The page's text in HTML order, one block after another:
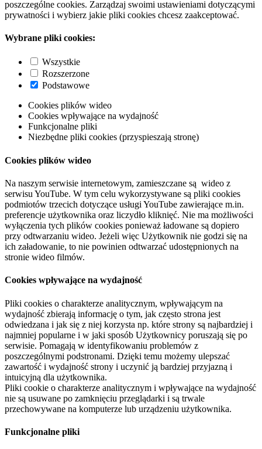
poszczególne cookies. Zarządzaj swoimi ustawieniami dotyczącymi
prywatności i wybierz jakie pliki cookies chcesz zaakceptować.
Wybrane pliki cookies:
Wszystkie
Rozszerzone
Podstawowe
Cookies plików wideo
Cookies wpływające na wydajność
Funkcjonalne pliki
Niezbędne pliki cookies (przyspieszają stronę)
Cookies plików wideo
Na naszym serwisie internetowym, zamieszczane są wideo z
serwisu YouTube. W tym celu wykorzystywane są pliki cookies
podmiotów trzecich dotyczące usługi YouTube zawierające m.in.
preferencje użytkownika oraz liczydło kliknięć. Nie ma możliwości
wyłączenia tych plików cookies ponieważ ładowane są dopiero
przy odtwarzaniu wideo. Jeżeli więc Użytkownik nie godzi się na
ich załadowanie, to nie powinien odtwarzać udostępnionych na
stronie wideo filmów.
Cookies wpływające na wydajność
Pliki cookies o charakterze analitycznym, wpływającym na
wydajność zbierają informację o tym, jak często strona jest
odwiedzana i jak się z niej korzysta np. które strony są najbardziej i
najmniej popularne i w jaki sposób Użytkownicy poruszają się po
serwisie. Pomagają w identyfikowaniu problemów z
poszczególnymi podstronami. Dzięki temu możemy ulepszać
zawartość i wydajność strony i uczynić ją bardziej przyjazną i
intuicyjną dla użytkownika.
Pliki cookie o charakterze analitycznym i wpływające na wydajność
nie są usuwane po zamknięciu przeglądarki i są trwale
przechowywane na komputerze lub urządzeniu użytkownika.
Funkcjonalne pliki